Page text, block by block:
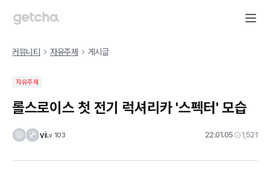
커뮤니티 자유주제 게시글
자유주제
롤스로이스 첫 전기 럭셔리카 '스펙터' 모습
viLv 103 22.01.05 1,521